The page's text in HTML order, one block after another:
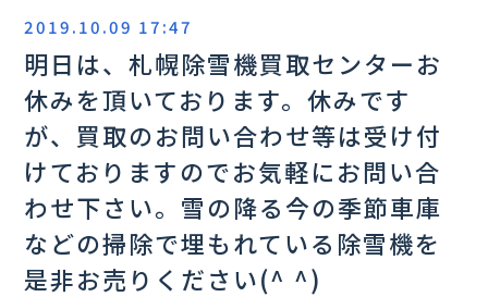
2019.10.09 17:47
明日は、札幌除雪機買取センターお
休みを頂いております。休みです
が、買取のお問い合わせ等は受け付
けておりますのでお気軽にお問い合
わせ下さい。雪の降る今の季節車庫
などの掃除で埋もれている除雪機を
是非お売りください(^ ^)